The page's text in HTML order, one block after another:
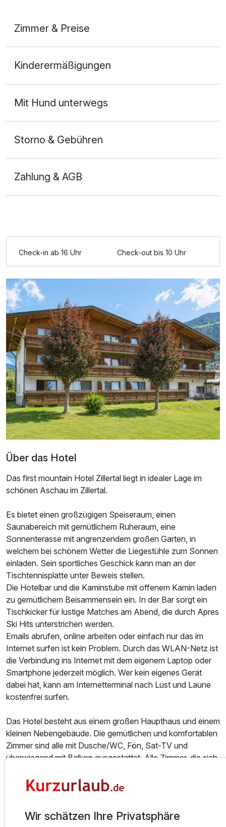
Zimmer & Preise
2 Erwachsene und 2 Kinder
p.P. ab475,00 €
Doppelzimmer Komfort Balkon B
2 Erwachsene und 2 Kinder
Ausstattung
Für 6 Tage p.P. ab475,00 €
Kinderermäßigungen
Mit Hund unterwegs
Storno & Gebühren
Zahlung & AGB
Check-in ab 16 Uhr Check-out bis 10 Uhr
Über das Hotel
Das first mountain Hotel Zillertal liegt in idealer Lage im
schönen Aschau im Zillertal.
Es bietet einen großzügigen Speiseraum, einen
Saunabereich mit gemütlichem Ruheraum, eine
Sonnenterasse mit angrenzendem großen Garten, in
welchem bei schönem Wetter die Liegestühle zum Sonnen
einladen. Sein sportliches Geschick kann man an der
Tischtennisplatte unter Beweis stellen.
Die Hotelbar und die Kaminstube mit offenem Kamin laden
zu gemütlichem Beisammensein ein. In der Bar sorgt ein
Tischkicker für lustige Matches am Abend, die durch Apres
Ski Hits unterstrichen werden.
Emails abrufen, online arbeiten oder einfach nur das im
Internet surfen ist kein Problem. Durch das WLAN-Netz ist
die Verbindung ins Internet mit dem eigenem Laptop oder
Smartphone jederzeit möglich. Wer kein eigenes Gerät
dabei hat, kann am Internetterminal nach Lust und Laune
kostenfrei surfen.
Das Hotel besteht aus einem großen Haupthaus und einem
kleinen Nebengebäude. Die gemütlichen und komfortablen
Zimmer sind alle mit Dusche/WC, Fön, Sat-TV und
überwiegend mit Balkon ausgestattet. Alle Zimmer, die sich
Tiroler Stil eingerichtet und sorgen für die entsprechende
Urlaubsatmosphäre. Die Zimmerreinigung erfolgt jeden
Wir schätzen Ihre Privatsphäre